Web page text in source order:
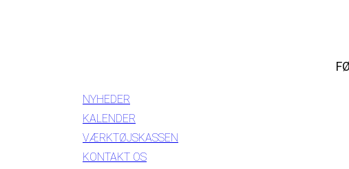
NYHEDER
KALENDER
VÆRKTØJSKASSEN
KONTAKT OS